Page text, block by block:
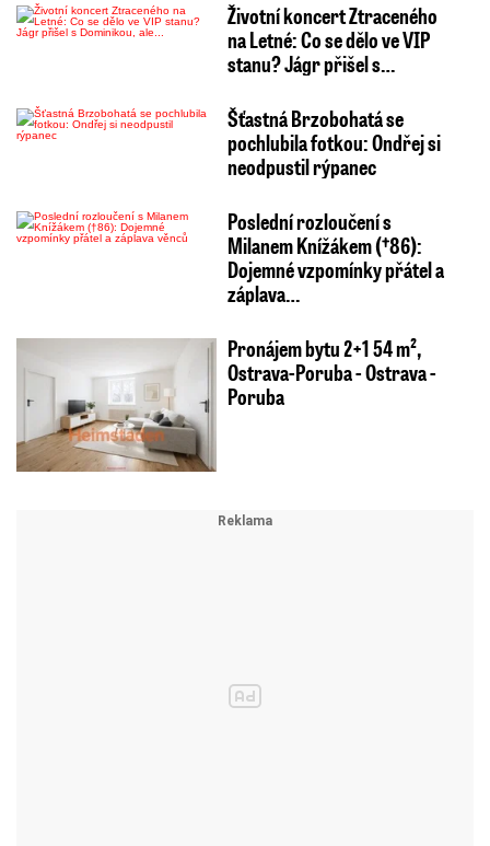
Životní koncert Ztraceného
na Letné: Co se dělo ve VIP
stanu? Jágr přišel s…
Šťastná Brzobohatá se
pochlubila fotkou: Ondřej si
neodpustil rýpanec
Poslední rozloučení s
Milanem Knížákem (†86):
Dojemné vzpomínky přátel a
záplava…
Pronájem bytu 2+1 54 m²,
Ostrava-Poruba - Ostrava -
Poruba